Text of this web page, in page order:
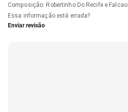
Composição: Robertinho Do Recife e Falcao
Essa informação está errada?
Enviar revisão